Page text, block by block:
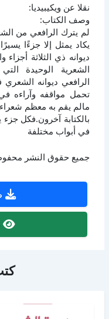
نقلا عن ويكيبيديا:
وصف الكتاب:
لم يترك الرافعي من
يكاد يمثل إلا جزءًا
ديوانه ذي الثلاثة أجزاء
الشعرية الوحيدة
الرافعي ديوانه
تحمل مواقفه وآراءه
مالم يقم به معظم شعراء
بالكتابة آخرون.فكل جزء
في أبواب مختلفة
جميع حقوق النشر